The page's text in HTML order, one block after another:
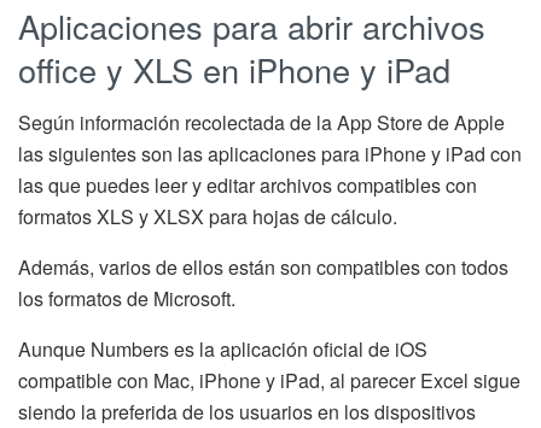
Aplicaciones para abrir archivos
office y XLS en iPhone y iPad
Según información recolectada de la App Store de Apple
las siguientes son las aplicaciones para iPhone y iPad con
las que puedes leer y editar archivos compatibles con
formatos XLS y XLSX para hojas de cálculo.
Además, varios de ellos están son compatibles con todos
los formatos de Microsoft.
Aunque Numbers es la aplicación oficial de iOS
compatible con Mac, iPhone y iPad, al parecer Excel sigue
siendo la preferida de los usuarios en los dispositivos